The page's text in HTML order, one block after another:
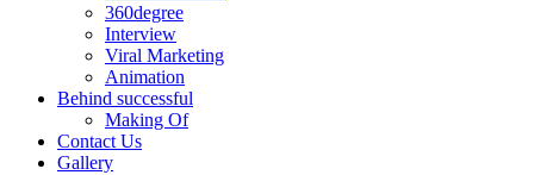
360degree
Interview
Viral Marketing
Animation
Behind successful
Making Of
Contact Us
Gallery